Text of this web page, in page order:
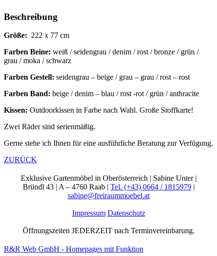
Beschreibung
Größe: 222 x 77 cm
Farben Beine: weiß / seidengrau / denim / rost / bronze / grün /
grau / moka / schwarz
Farben Gestell: seidengrau – beige / grau – grau / rost – rost
Farben Band: beige / denim – blau / rost -rot / grün / anthracite
Kissen: Outdoorkissen in Farbe nach Wahl. Große Stoffkarte!
Zwei Räder sind serienmäßig.
Gerne stehe ich Ihnen für eine ausführliche Beratung zur Verfügung.
ZURÜCK
Exklusive Gartenmöbel in Oberösterreich | Sabine Unter |
Bründl 43 | A – 4760 Raab | Tel. (+43) 0664 / 1815979|
sabine@freiraummoebel.at
Impressum Datenschutz
Öffnungszeiten JEDERZEIT nach Terminvereinbarung.
R&R Web GmbH - Homepages mit Funktion